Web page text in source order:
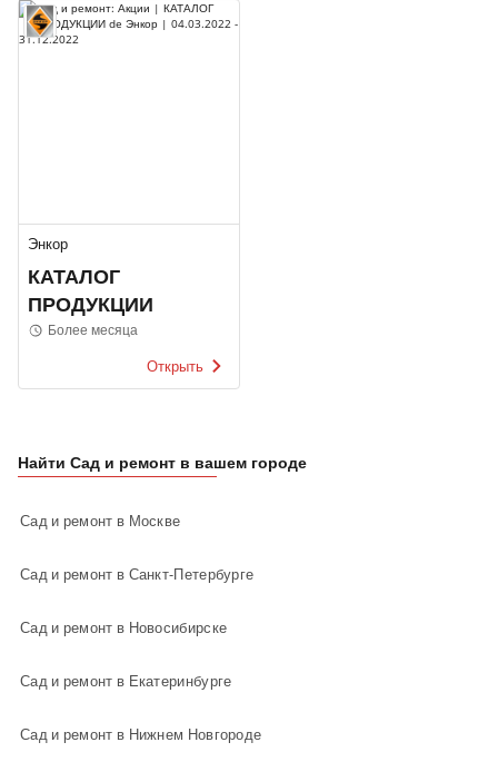
Энкор
КАТАЛОГ
ПРОДУКЦИИ
Более месяца
Открыть
Найти Сад и ремонт в вашем городе
Сад и ремонт в Москве
Сад и ремонт в Санкт-Петербурге
Сад и ремонт в Новосибирске
Сад и ремонт в Екатеринбурге
Сад и ремонт в Нижнем Новгороде